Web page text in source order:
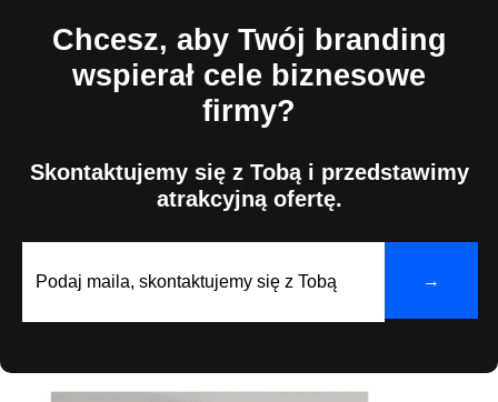
Chcesz, aby Twój branding
wspierał cele biznesowe
firmy?
Skontaktujemy się z Tobą i przedstawimy
atrakcyjną ofertę.